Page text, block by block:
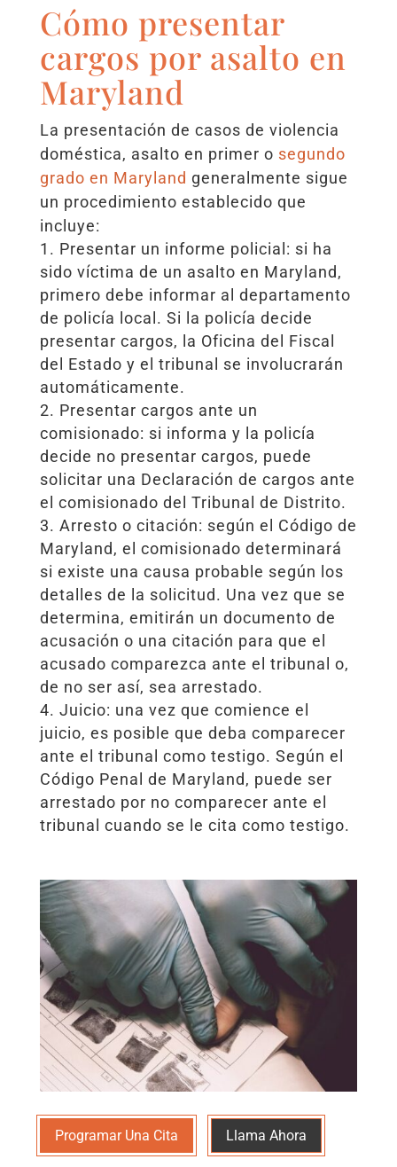
Cómo presentar
cargos por asalto en
Maryland
La presentación de casos de violencia
doméstica, asalto en primer o segundo
grado en Maryland generalmente sigue
un procedimiento establecido que
incluye:
Presentar un informe policial: si ha
sido víctima de un asalto en Maryland,
primero debe informar al departamento
de policía local. Si la policía decide
presentar cargos, la Oficina del Fiscal
del Estado y el tribunal se involucrarán
automáticamente.
Presentar cargos ante un
comisionado: si informa y la policía
decide no presentar cargos, puede
solicitar una Declaración de cargos ante
el comisionado del Tribunal de Distrito.
Arresto o citación: según el Código de
Maryland, el comisionado determinará
si existe una causa probable según los
detalles de la solicitud. Una vez que se
determina, emitirán un documento de
acusación o una citación para que el
acusado comparezca ante el tribunal o,
de no ser así, sea arrestado.
Juicio: una vez que comience el
juicio, es posible que deba comparecer
ante el tribunal como testigo. Según el
Código Penal de Maryland, puede ser
arrestado por no comparecer ante el
tribunal cuando se le cita como testigo.
Programar Una Cita Llama Ahora